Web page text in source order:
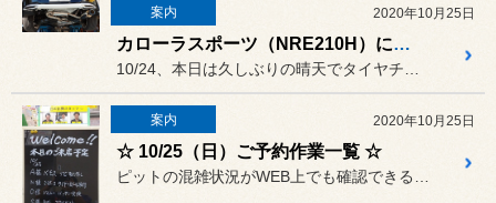
案内 2020年10月25日
カローラスポーツ（NRE210H）に柿本 GTbox06＆Sお取付け♪
案内 2020年10月25日
☆ 10/25（日）ご予約作業一覧 ☆